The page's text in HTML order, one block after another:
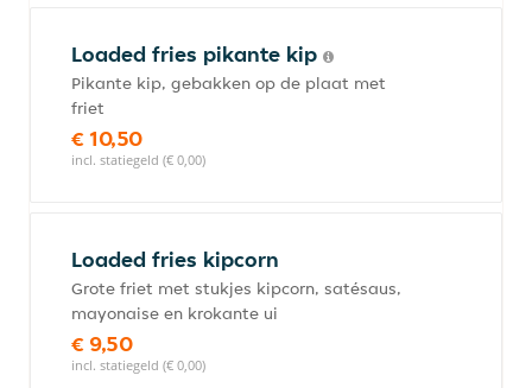
Loaded fries pikante kip
Pikante kip, gebakken op de plaat met
friet
€ 10,50
incl. statiegeld (€ 0,00)
Loaded fries kipcorn
Grote friet met stukjes kipcorn, satésaus,
mayonaise en krokante ui
€ 9,50
incl. statiegeld (€ 0,00)